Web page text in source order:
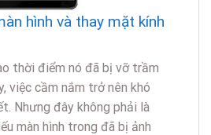
hình và thay mặt kính
thời điểm nó đã bị vỡ trầm
việc cầm nắm trở nên khó
Nhưng đây không phải là
màn hình trong đã bị ảnh